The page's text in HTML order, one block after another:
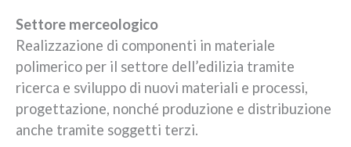
Settore merceologico
Realizzazione di componenti in materiale
polimerico per il settore dell’edilizia tramite
ricerca e sviluppo di nuovi materiali e processi,
progettazione, nonché produzione e distribuzione
anche tramite soggetti terzi.